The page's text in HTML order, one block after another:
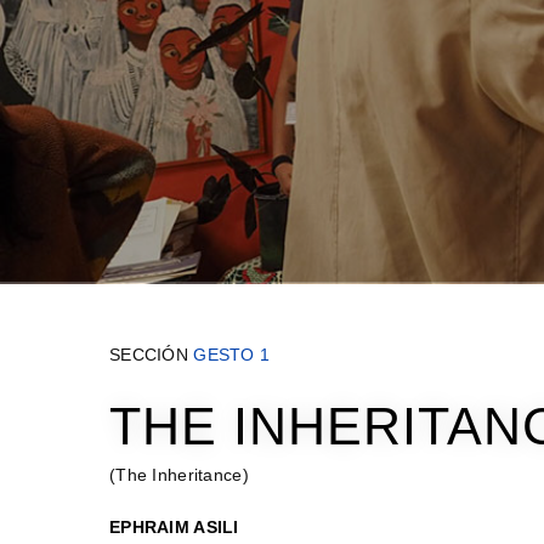
SECCIÓNGESTO 1
THE
(The Inheritance)
EPHRAIM ASILI